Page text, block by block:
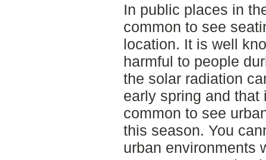
In public places in
common to see
location. It is well
harmful to people
the solar radiation
early spring and
common to see
this season. You
urban environments